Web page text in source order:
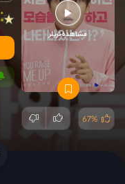
مشاهده تریلر
67%